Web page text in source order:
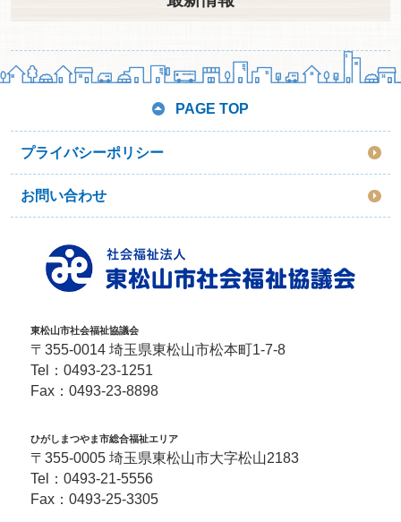
PAGE TOP
プライバシーポリシー
お問い合わせ
東松山市社会福祉協議会
〒355-0014 埼玉県東松山市松本町1-7-8
Tel： 0493-23-1251
Fax：0493-23-8898
ひがしまつやま市総合福祉エリア
〒355-0005 埼玉県東松山市大字松山2183
Tel： 0493-21-5556
Fax：0493-25-3305